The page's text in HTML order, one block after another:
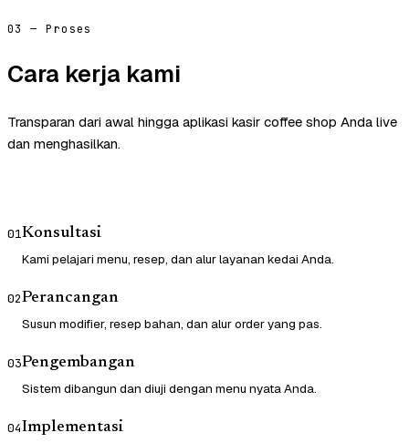
03 — Proses
Cara kerja kami
Transparan dari awal hingga aplikasi kasir coffee shop Anda live
dan menghasilkan.
01Konsultasi
Kami pelajari menu, resep, dan alur layanan kedai Anda.
02Perancangan
Susun modifier, resep bahan, dan alur order yang pas.
03Pengembangan
Sistem dibangun dan diuji dengan menu nyata Anda.
04Implementasi